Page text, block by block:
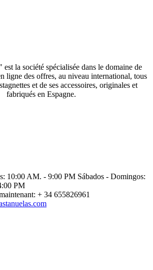
est la société spécialisée dans le domaine de
ligne des offres, au niveau international, tous
et de ses accessoires, originales et
fabriqués en Espagne.
10:00 AM. - 9:00 PM Sábados - Domingos:
PM
+ 34 655826961